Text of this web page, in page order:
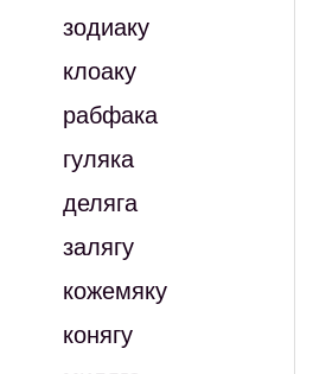
зодиаку
клоаку
рабфака
гуляка
деляга
залягу
кожемяку
конягу